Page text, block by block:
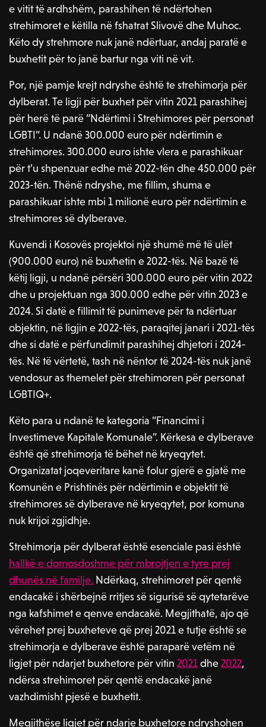
e vitit të ardhshëm, parashihen të ndërtohen
strehimoret e këtilla në fshatrat Slivovë dhe Muhoc.
Këto dy strehmore nuk janë ndërtuar, andaj paratë e
buxhetit për to janë bartur nga viti në vit.
Por, një pamje krejt ndryshe është te strehimorja për
dylberat. Te ligji për buxhet për vitin 2021 parashihej
për herë të parë “Ndërtimi i Strehimores për personat
LGBTI”. U ndanë 300.000 euro për ndërtimin e
strehimores. 300.000 euro ishte vlera e parashikuar
për t’u shpenzuar edhe më 2022-tën dhe 450.000 për
2023-tën. Thënë ndryshe, me fillim, shuma e
parashikuar ishte mbi 1 milionë euro për ndërtimin e
strehimores së dylberave.
Kuvendi i Kosovës projektoi një shumë më të ulët
(900.000 euro) në buxhetin e 2022-tës. Në bazë të
këtij ligji, u ndanë përsëri 300.000 euro për vitin 2022
dhe u projektuan nga 300.000 edhe për vitin 2023 e
2024. Si datë e fillimit të punimeve për ta ndërtuar
objektin, në ligjin e 2022-tës, paraqitej janari i 2021-tës
dhe si datë e përfundimit parashihej dhjetori i 2024-
tës. Në të vërtetë, tash në nëntor të 2024-tës nuk janë
vendosur as themelet për strehimoren për personat
LGBTIQ+.
Këto para u ndanë te kategoria “Financimi i
Investimeve Kapitale Komunale”. Kërkesa e dylberave
është që strehimorja të bëhet në kryeqytet.
Organizatat joqeveritare kanë folur gjerë e gjatë me
Komunën e Prishtinës për ndërtimin e objektit të
strehimores së dylberave në kryeqytet, por komuna
nuk krijoi zgjidhje.
Strehimorja për dylberat është esenciale pasi është
hallkë e domosdoshme për mbrojtjen e tyre prej
dhunës në familje. Ndërkaq, strehimoret për qentë
endacakë i shërbejnë rritjes së sigurisë së qytetarëve
nga kafshimet e qenve endacakë. Megjithatë, ajo që
vërehet prej buxheteve që prej 2021 e tutje është se
strehimorja e dylberave është paraparë vetëm në
ligjet për ndarjet buxhetore për vitin2021dhe2022,
ndërsa strehimoret për qentë endacakë janë
vazhdimisht pjesë e buxhetit.
Megjithëse ligjet për ndarje buxhetore ndryshohen